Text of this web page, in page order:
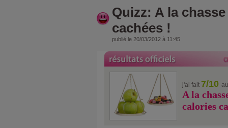
Quizz: A la
cachées !
publié le 20/03/2012 à 11:45
j'ai fait 7/10
A la
calories